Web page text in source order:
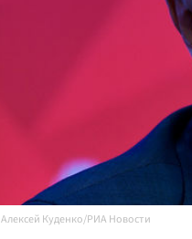
Алексей Куденко/РИА Новости